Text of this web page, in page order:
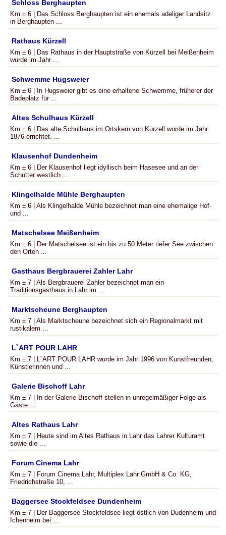
Schloss Berghaupten
Km ± 6 | Das Schloss Berghaupten ist ein ehemals adeliger Landsitz
in Berghaupten ...
Rathaus Kürzell
Km ± 6 | Das Rathaus in der Hauptstraße von Kürzell bei Meißenheim
wurde im Jahr ...
Schwemme Hugsweier
Km ± 6 | In Hugsweier gibt es eine erhaltene Schwemme, früherer der
Badeplatz für ...
Altes Schulhaus Kürzell
Km ± 6 | Das alte Schulhaus im Ortskern von Kürzell wurde im Jahr
1876 errichtet. ...
Klausenhof Dundenheim
Km ± 6 | Der Klausenhof liegt idyllisch beim Hasesee und an der
Schutter westlich ...
Klingelhalde Mühle Berghaupten
Km ± 6 | Als Klingelhalde Mühle bezeichnet man eine ehemalige Hof-
und ...
Matschelsee Meißenheim
Km ± 6 | Der Matschelsee ist ein bis zu 50 Meter tiefer See zwischen
den Orten ...
Gasthaus Bergbrauerei Zahler Lahr
Km ± 7 | Als Bergbrauerei Zahler bezeichnet man ein
Traditionsgasthaus in Lahr im ...
Marktscheune Berghaupten
Km ± 7 | Als Marktscheune bezeichnet sich ein Regionalmarkt mit
rustikalem ...
L`ART POUR LAHR
Km ± 7 | L`ART POUR LAHR wurde im Jahr 1996 von Kunstfreunden,
Künstlerinnen und ...
Galerie Bischoff Lahr
Km ± 7 | In der Galerie Bischoff stellen in unregelmäßiger Folge als
Gäste ...
Altes Rathaus Lahr
Km ± 7 | Heute sind im Altes Rathaus in Lahr das Lahrer Kulturamt
sowie die ...
Forum Cinema Lahr
Km ± 7 | Forum Cinema Lahr, Multiplex Lahr GmbH & Co. KG,
Friedrichstraße 10, ...
Baggersee Stockfeldsee Dundenheim
Km ± 7 | Der Baggersee Stockfeldsee liegt östlich von Dudenheim und
Ichenheim bei ...